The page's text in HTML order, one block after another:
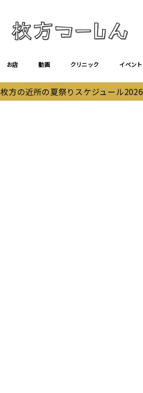
お店 動画 クリニック イベント
枚方の近所の夏祭りスケジュール2026